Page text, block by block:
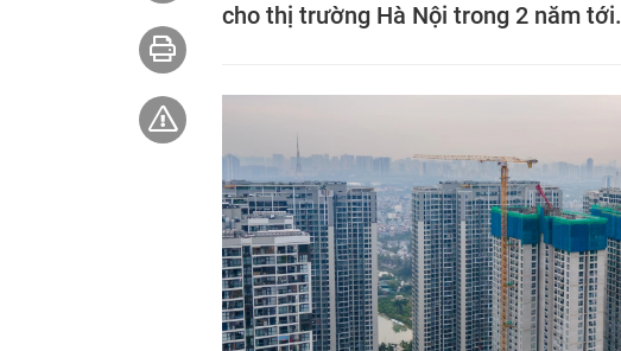
cho thị trường Hà Nội trong 2 năm tới.